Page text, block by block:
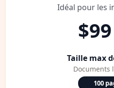
Idéal pour les
$99
Taille max
Documents
100